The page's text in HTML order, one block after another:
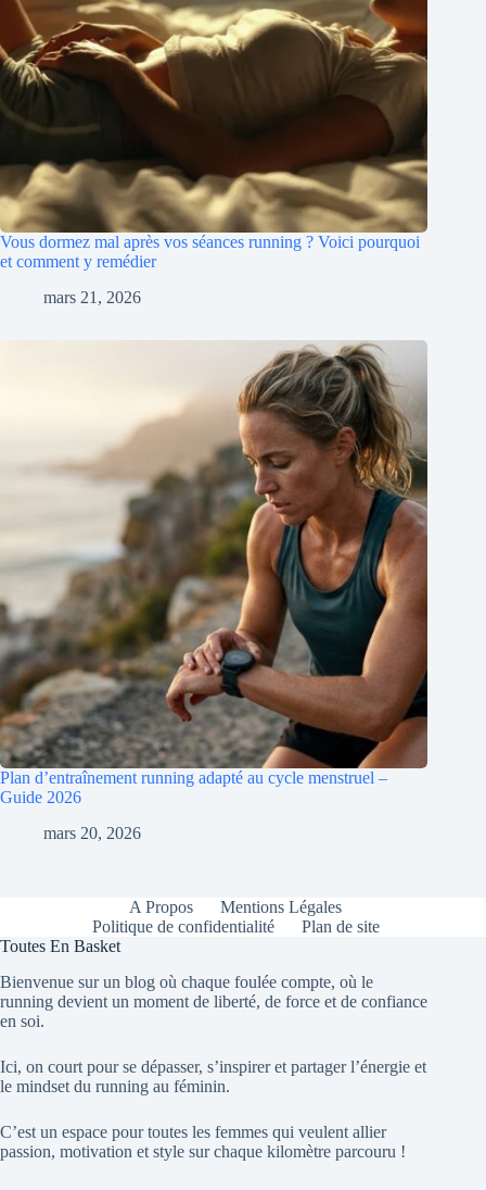
Vous dormez mal après vos séances running ? Voici pourquoi
et comment y remédier
mars 21, 2026
Plan d’entraînement running adapté au cycle menstruel –
Guide 2026
mars 20, 2026
A Propos
Mentions Légales
Politique de confidentialité
Plan de site
Toutes En Basket
Bienvenue sur un blog où chaque foulée compte, où le
running devient un moment de liberté, de force et de confiance
en soi.
Ici, on court pour se dépasser, s’inspirer et partager l’énergie et
le mindset du running au féminin.
C’est un espace pour toutes les femmes qui veulent allier
passion, motivation et style sur chaque kilomètre parcouru !